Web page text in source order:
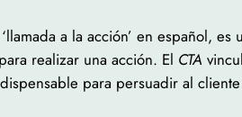
a la acción’ en español,
realizar una acción. El CTA
para persuadir al